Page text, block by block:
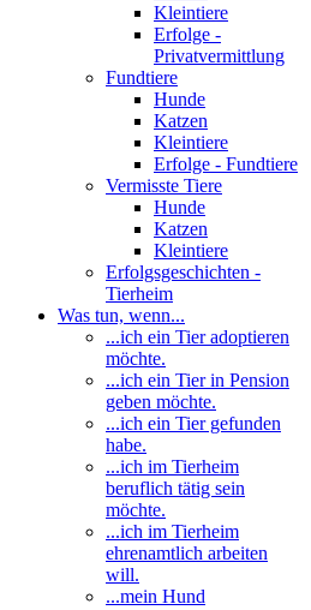
Kleintiere
Erfolge -
Privatvermittlung
Fundtiere
Hunde
Katzen
Kleintiere
Erfolge - Fundtiere
Vermisste Tiere
Hunde
Katzen
Kleintiere
Erfolgsgeschichten -
Tierheim
Was tun, wenn...
...ich ein Tier adoptieren
möchte.
...ich ein Tier in Pension
geben möchte.
...ich ein Tier gefunden
habe.
...ich im Tierheim
beruflich tätig sein
möchte.
...ich im Tierheim
ehrenamtlich arbeiten
will.
...mein Hund